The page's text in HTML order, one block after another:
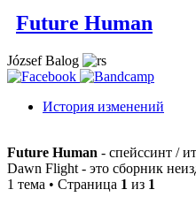
Future Human
József Balog
История изменений
Future Human - спейссинт /
Dawn Flight - это сборник
1 тема • Страница 1 из 1